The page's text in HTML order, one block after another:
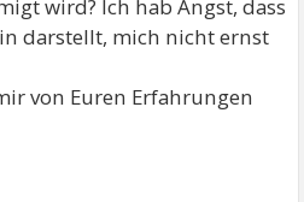
wird? Ich hab Angst, dass
darstellt, mich nicht ernst
von Euren Erfahrungen